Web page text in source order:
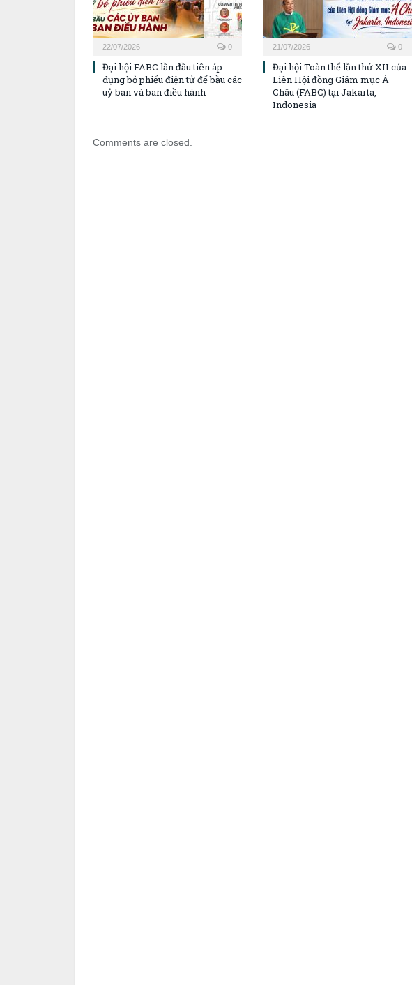
22/07/2026 0
Đại hội FABC lần đầu tiên áp
dụng bỏ phiếu điện tử để bầu các
uỷ ban và ban điều hành
21/07/2026 0
Đại hội Toàn thể lần thứ XII của
Liên Hội đồng Giám mục Á
Châu (FABC) tại Jakarta,
Indonesia
Comments are closed.